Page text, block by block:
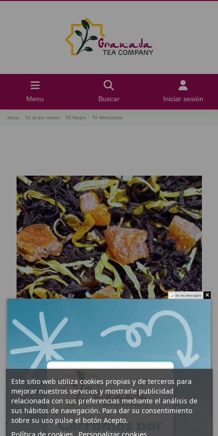
Menu Buscar Iniciar sesión
Inicio Té al por mayor Té Negro Té Melocotón
Té Melocotón
Este sitio web utiliza cookies propias y de terceros para
mejorar nuestros servicios y mostrarle publicidad
relacionada con sus preferencias mediante el análisis de
sus hábitos de navegación. Para dar su consentimiento
sobre su uso pulse el botón Acepto.
Política de cookies Personalizar cookies
Do not show again.